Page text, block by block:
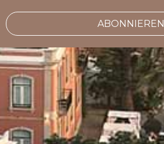
ABONNIEREN